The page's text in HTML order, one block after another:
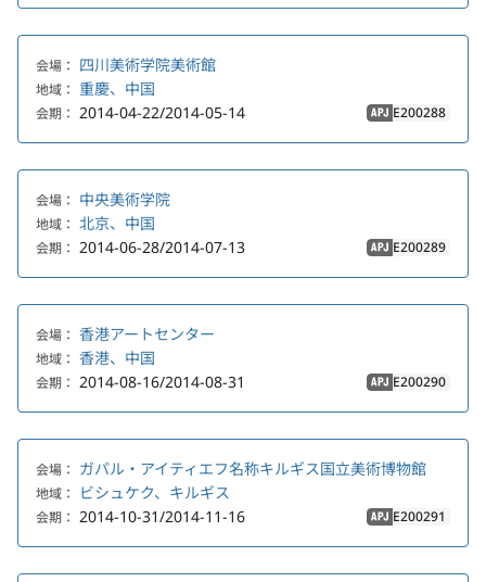
会場： 四川美術学院美術館
地域： 重慶、中国
会期： 2014-04-22/2014-05-14 APJ E200288
会場： 中央美術学院
地域： 北京、中国
会期： 2014-06-28/2014-07-13 APJ E200289
会場： 香港アートセンター
地域： 香港、中国
会期： 2014-08-16/2014-08-31 APJ E200290
会場： ガパル・アイティエフ名称キルギス国立美術博物館
地域： ビシュケク、キルギス
会期： 2014-10-31/2014-11-16 APJ E200291